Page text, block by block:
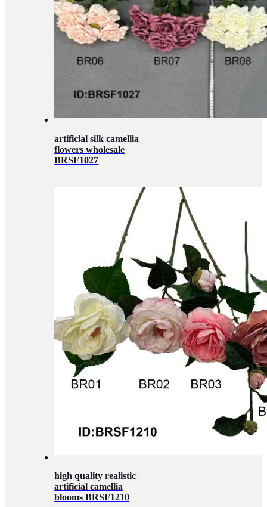
artificial silk camellia
flowers wholesale
BRSF1027
high quality realistic
artificial camellia
blooms BRSF1210